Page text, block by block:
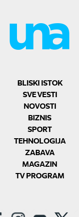
BLISKI ISTOK
SVE VESTI
NOVOSTI
BIZNIS
SPORT
TEHNOLOGIJA
ZABAVA
MAGAZIN
TV PROGRAM